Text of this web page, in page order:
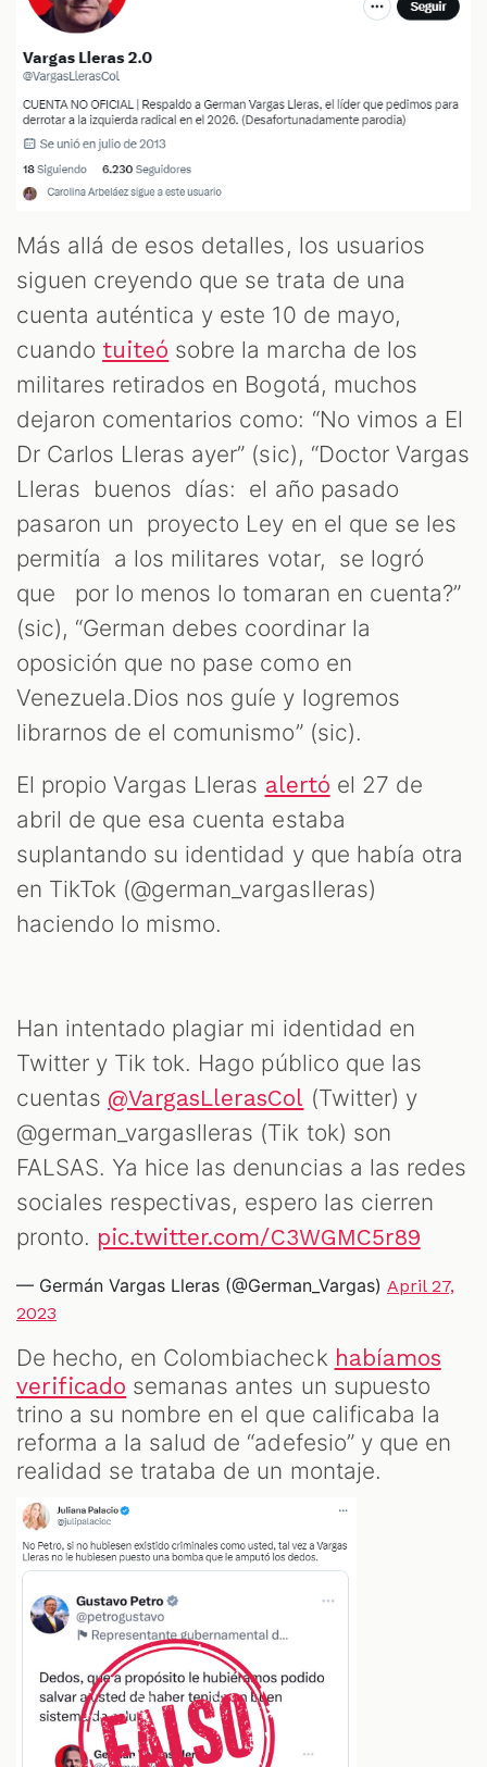
Más allá de esos detalles, los usuarios
siguen creyendo que se trata de una
cuenta auténtica y este 10 de mayo,
cuando tuiteó sobre la marcha de los
militares retirados en Bogotá, muchos
dejaron comentarios como: “No vimos a El
Dr Carlos Lleras ayer” (sic), “Doctor Vargas
Lleras buenos días: el año pasado
pasaron un proyecto Ley en el que se les
permitía a los militares votar, se logró
que por lo menos lo tomaran en cuenta?”
(sic), “German debes coordinar la
oposición que no pase como en
Venezuela.Dios nos guíe y logremos
librarnos de el comunismo” (sic).
El propio Vargas Lleras alertó el 27 de
abril de que esa cuenta estaba
suplantando su identidad y que había otra
en TikTok (@german_vargaslleras)
haciendo lo mismo.
Han intentado plagiar mi identidad en
Twitter y Tik tok. Hago público que las
cuentas @VargasLlerasCol (Twitter) y
@german_vargaslleras (Tik tok) son
FALSAS. Ya hice las denuncias a las redes
sociales respectivas, espero las cierren
pronto. pic.twitter.com/C3WGMC5r89
— Germán Vargas Lleras (@German_Vargas) April 27,
2023
De hecho, en Colombiacheck habíamos
verificado semanas antes un supuesto
trino a su nombre en el que calificaba la
reforma a la salud de “adefesio” y que en
realidad se trataba de un montaje.